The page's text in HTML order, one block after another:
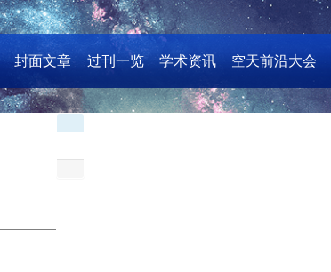
封面文章 过刊一览 学术资讯 空天前沿大会